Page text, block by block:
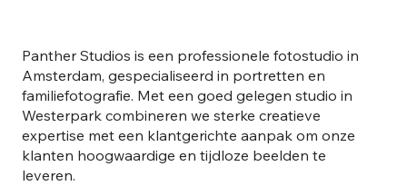
Panther Studios is een professionele fotostudio in
Amsterdam, gespecialiseerd in portretten en
familiefotografie. Met een goed gelegen studio in
Westerpark combineren we sterke creatieve
expertise met een klantgerichte aanpak om onze
klanten hoogwaardige en tijdloze beelden te
leveren.